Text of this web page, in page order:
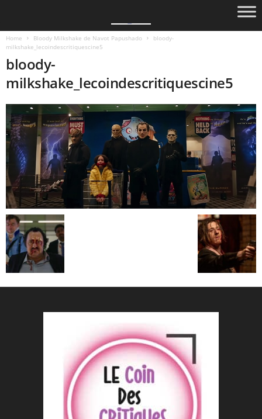
Home Bloody Milkshake de Navot Papushado
bloody-
milkshake_lecoindescritiquescine5
bloody-
milkshake_lecoindescritiquescine5